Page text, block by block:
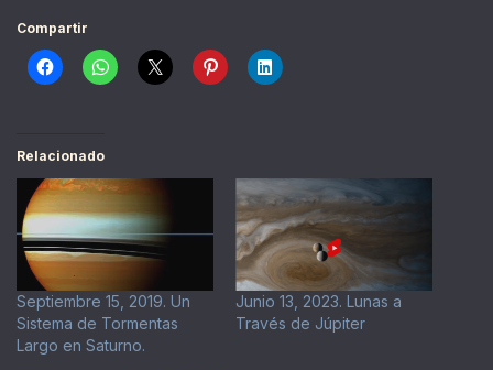
Compartir
Relacionado
Septiembre 15, 2019. Un
Sistema de Tormentas
Largo en Saturno.
Junio 13, 2023. Lunas a
Través de Júpiter